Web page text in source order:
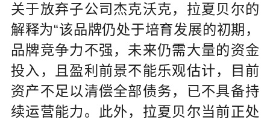
关于放弃子公司杰克沃克，拉夏贝尔的
解释为“该品牌仍处于培育发展的初期，
品牌竞争力不强，未来仍需大量的资金
投入，且盈利前景不能乐观估计，目前
资产不足以清偿全部债务，已不具备持
续运营能力。此外，拉夏贝尔当前正处